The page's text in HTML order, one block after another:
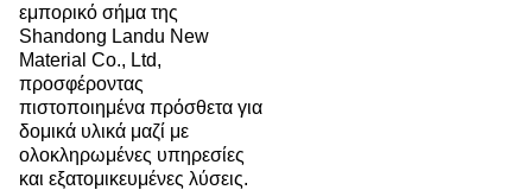
εμπορικό σήμα της
Shandong Landu New
Material Co., Ltd,
προσφέροντας
πιστοποιημένα πρόσθετα για
δομικά υλικά μαζί με
ολοκληρωμένες υπηρεσίες
και εξατομικευμένες λύσεις.